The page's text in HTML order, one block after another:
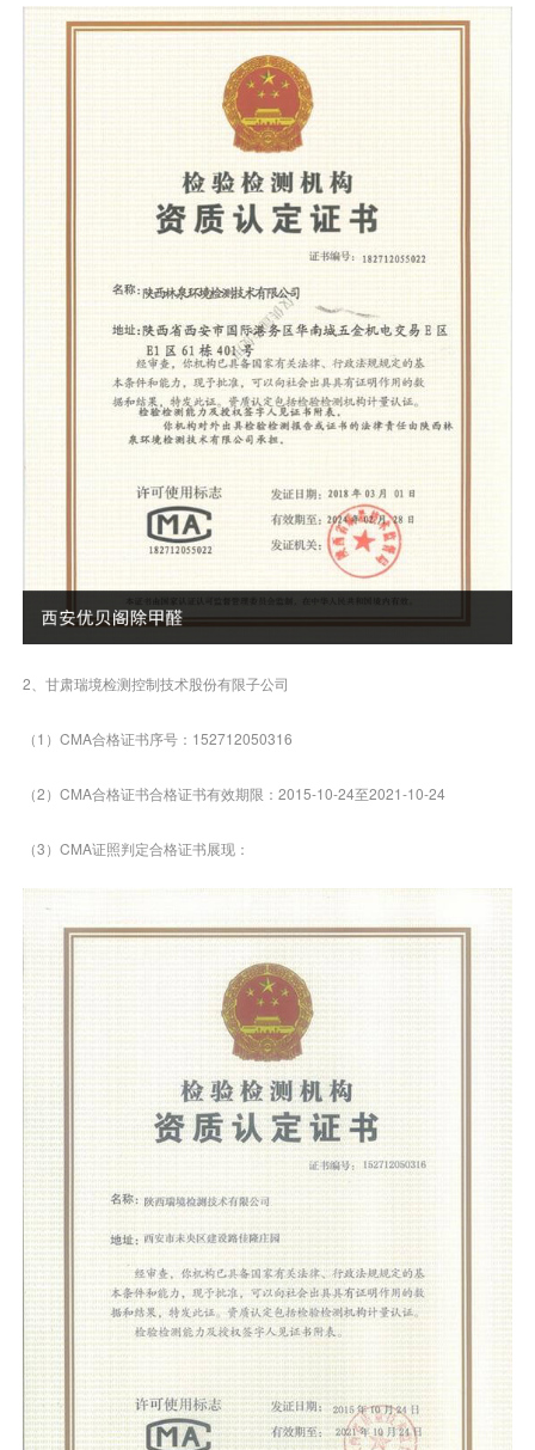
2、甘肃瑞境检测控制技术股份有限子公司
（1）CMA合格证书序号：152712050316
（2）CMA合格证书合格证书有效期限：2015-10-24至2021-10-24
（3）CMA证照判定合格证书展现：